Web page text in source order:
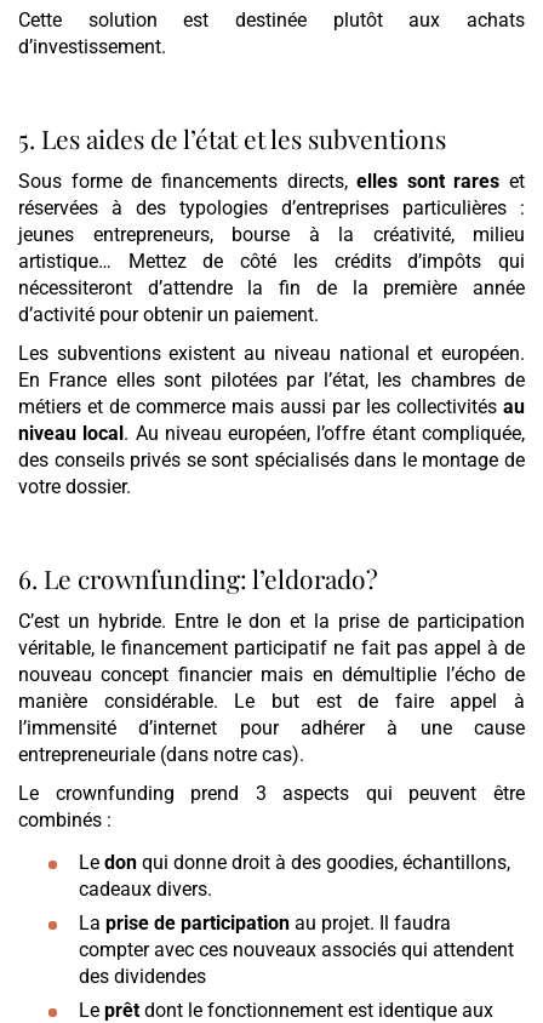
Cette solution est destinée plutôt aux achats
d’investissement.
5. Les aides de l’état et les subventions
Sous forme de financements directs,elles sont rares et
réservées à des typologies d’entreprises particulières :
jeunes entrepreneurs, bourse à la créativité, milieu
artistique… Mettez de côté les crédits d’impôts qui
nécessiteront d’attendre la fin de la première année
d’activité pour obtenir un paiement.
Les subventions existent au niveau national et européen.
En France elles sont pilotées par l’état, les chambres de
métiers et de commerce mais aussi par les collectivités au
niveau local. Au niveau européen, l’offre étant compliquée,
des conseils privés se sont spécialisés dans le montage de
votre dossier.
6. Le crownfunding: l’eldorado?
C’est un hybride. Entre le don et la prise de participation
véritable, le financement participatif ne fait pas appel à de
nouveau concept financier mais en démultiplie l’écho de
manière considérable. Le but est de faire appel à
l’immensité d’internet pour adhérer à une cause
entrepreneuriale (dans notre cas).
Le crownfunding prend 3 aspects qui peuvent être
combinés :
Le don qui donne droit à des goodies, échantillons,
cadeaux divers.
La prise de participation au projet. Il faudra
compter avec ces nouveaux associés qui attendent
des dividendes
Le prêt dont le fonctionnement est identique aux